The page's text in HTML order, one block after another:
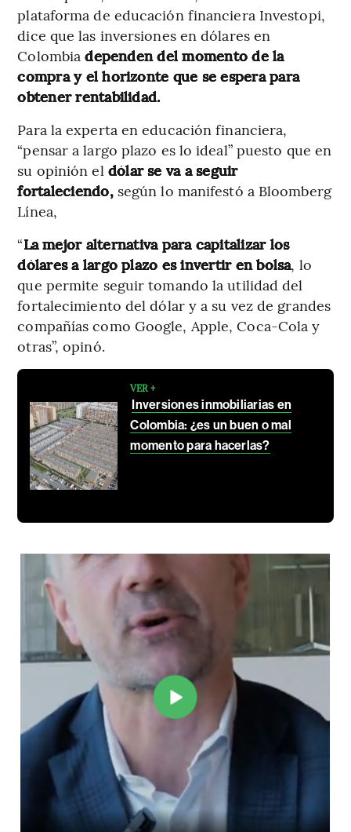
plataforma de educación financiera Investopi,
dice que las inversiones en dólares en
Colombiadependen del momento de la
compra y el horizonte que se espera para
obtener rentabilidad.
Para la experta en educación financiera,
“pensar a largo plazo es lo ideal” puesto que en
su opinión el dólar se va a seguir
fortaleciendo,según lo manifestó a Bloomberg
Línea,
“La mejor alternativa para capitalizar los
dólares a largo plazo es invertir en bolsa, lo
que permite seguir tomando la utilidad del
fortalecimiento del dólar y a su vez de grandes
compañías como Google, Apple, Coca-Cola y
otras”, opinó.
VER +
Inversiones inmobiliarias en
Colombia: ¿es un buen o mal
momento para hacerlas?